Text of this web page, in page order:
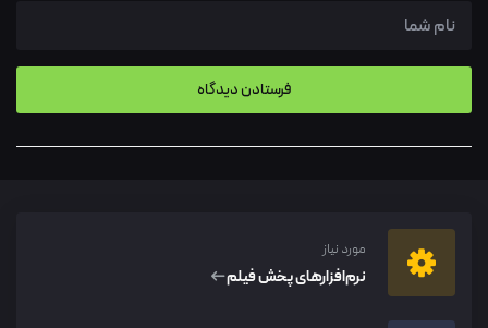
مورد نیاز
نرم‌افزار‌های پخش فیلم